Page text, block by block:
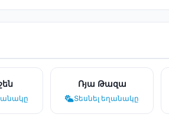
Ռյա Թազա
Տեսնել եղանակը